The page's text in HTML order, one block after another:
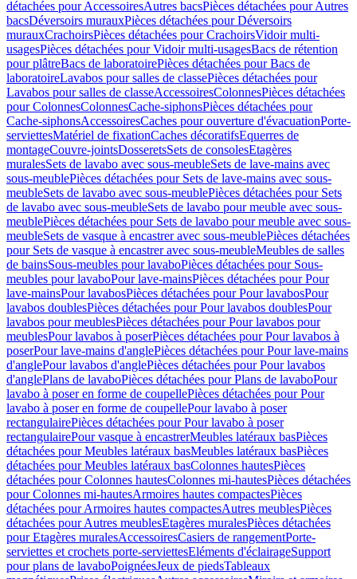
détachées pour AccessoiresAutres bacsPièces détachées pour Autres
bacsDéversoirs murauxPièces détachées pour Déversoirs
murauxCrachoirsPièces détachées pour CrachoirsVidoir multi-
usagesPièces détachées pour Vidoir multi-usagesBacs de rétention
pour plâtreBacs de laboratoirePièces détachées pour Bacs de
laboratoireLavabos pour salles de classePièces détachées pour
Lavabos pour salles de classeAccessoiresColonnesPièces détachées
pour ColonnesColonnesCache-siphonsPièces détachées pour
Cache-siphonsAccessoiresCaches pour ouverture d'évacuationPorte-
serviettesMatériel de fixationCaches décoratifsEquerres de
montageCouvre-jointsDosseretsSets de consolesEtagères
muralesSets de lavabo avec sous-meubleSets de lave-mains avec
sous-meublePièces détachées pour Sets de lave-mains avec sous-
meubleSets de lavabo avec sous-meublePièces détachées pour Sets
de lavabo avec sous-meubleSets de lavabo pour meuble avec sous-
meublePièces détachées pour Sets de lavabo pour meuble avec sous-
meubleSets de vasque à encastrer avec sous-meublePièces détachées
pour Sets de vasque à encastrer avec sous-meubleMeubles de salles
de bainsSous-meubles pour lavaboPièces détachées pour Sous-
meubles pour lavaboPour lave-mainsPièces détachées pour Pour
lave-mainsPour lavabosPièces détachées pour Pour lavabosPour
lavabos doublesPièces détachées pour Pour lavabos doublesPour
lavabos pour meublesPièces détachées pour Pour lavabos pour
meublesPour lavabos à poserPièces détachées pour Pour lavabos à
poserPour lave-mains d'anglePièces détachées pour Pour lave-mains
d'anglePour lavabos d'anglePièces détachées pour Pour lavabos
d'anglePlans de lavaboPièces détachées pour Plans de lavaboPour
lavabo à poser en forme de coupellePièces détachées pour Pour
lavabo à poser en forme de coupellePour lavabo à poser
rectangulairePièces détachées pour Pour lavabo à poser
rectangulairePour vasque à encastrerMeubles latéraux basPièces
détachées pour Meubles latéraux basMeubles latéraux basPièces
détachées pour Meubles latéraux basColonnes hautesPièces
détachées pour Colonnes hautesColonnes mi-hautesPièces détachées
pour Colonnes mi-hautesArmoires hautes compactesPièces
détachées pour Armoires hautes compactesAutres meublesPièces
détachées pour Autres meublesEtagères muralesPièces détachées
pour Etagères muralesAccessoiresCasiers de rangementPorte-
serviettes et crochets porte-serviettesEléments d'éclairageSupport
pour plans de lavaboPoignéesJeux de piedsTableaux